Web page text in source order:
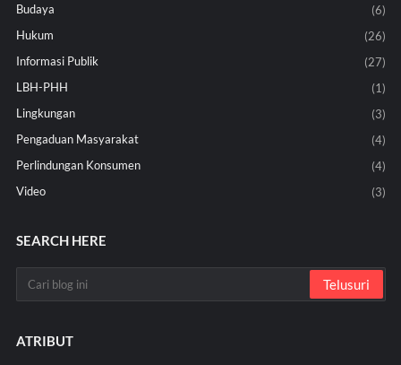
Budaya
(6)
Hukum
(26)
Informasi Publik
(27)
LBH-PHH
(1)
Lingkungan
(3)
Pengaduan Masyarakat
(4)
Perlindungan Konsumen
(4)
Video
(3)
SEARCH HERE
ATRIBUT